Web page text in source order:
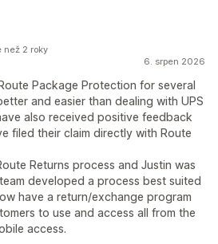
6. srpen 2026
Package Protection for several
and easier than dealing with UPS
also received positive feedback
filed their claim directly with Route
Returns process and Justin was
developed a process best suited
have a return/exchange program
to use and access all from the
access.
než 2 roky